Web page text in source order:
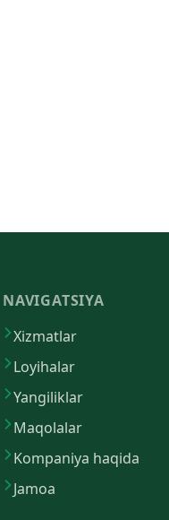
NAVIGATSIYA
Xizmatlar
Loyihalar
Yangiliklar
Maqolalar
Kompaniya haqida
Jamoa